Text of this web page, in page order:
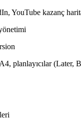
YouTube kazanç
planlayıcılar (Later,